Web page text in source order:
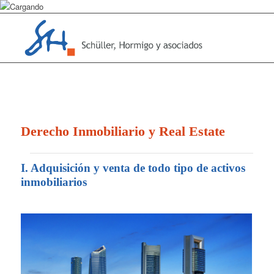
Derecho Inmobiliario y Real Estate
I. Adquisición y venta de todo tipo de activos
inmobiliarios